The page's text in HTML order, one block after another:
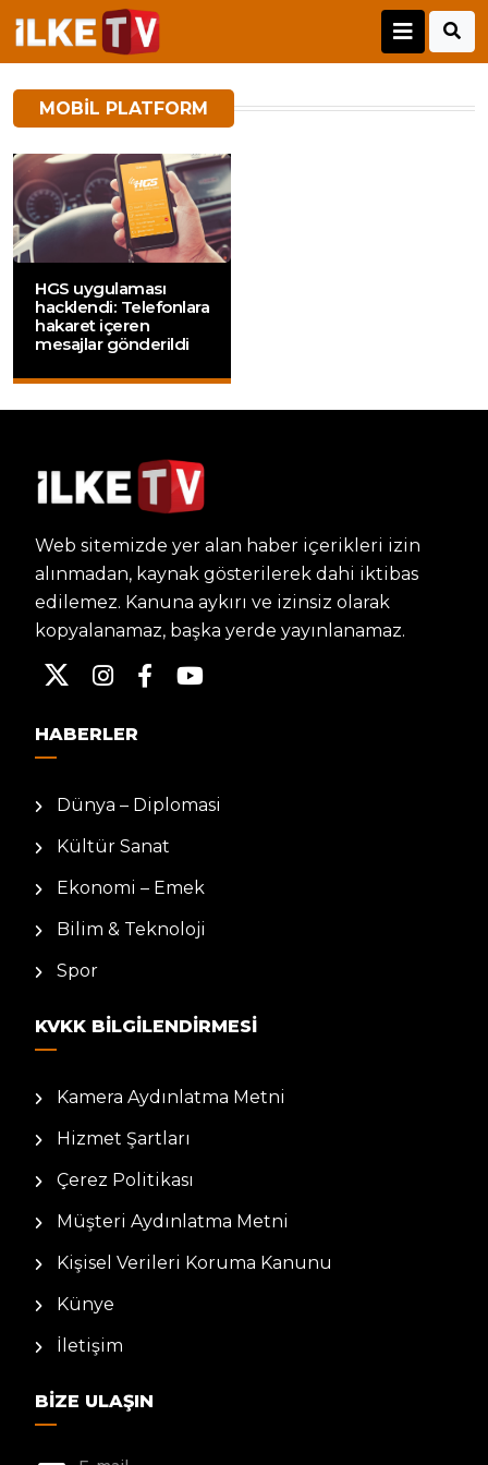
MOBIL PLATFORM
HGS uygulaması
hacklendi: Telefonlara
hakaret içeren
mesajlar gönderildi
Web sitemizde yer alan haber içerikleri izin
alınmadan, kaynak gösterilerek dahi iktibas
edilemez. Kanuna aykırı ve izinsiz olarak
kopyalanamaz, başka yerde yayınlanamaz.
HABERLER
Dünya – Diplomasi
Kültür Sanat
Ekonomi – Emek
Bilim & Teknoloji
Spor
KVKK BILGILENDIRMESI
Kamera Aydınlatma Metni
Hizmet Şartları
Çerez Politikası
Müşteri Aydınlatma Metni
Kişisel Verileri Koruma Kanunu
Künye
İletişim
BIZE ULAŞIN